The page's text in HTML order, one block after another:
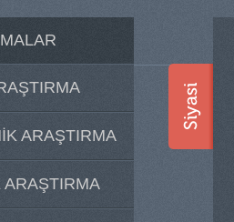
ARAŞTIRMA
ARAŞTIRMA